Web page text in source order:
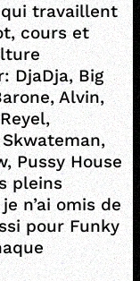
qui travaillent
cours et
DjaDja, Big
Alvin,
Pussy House
pleins
n’ai omis de
pour Funky